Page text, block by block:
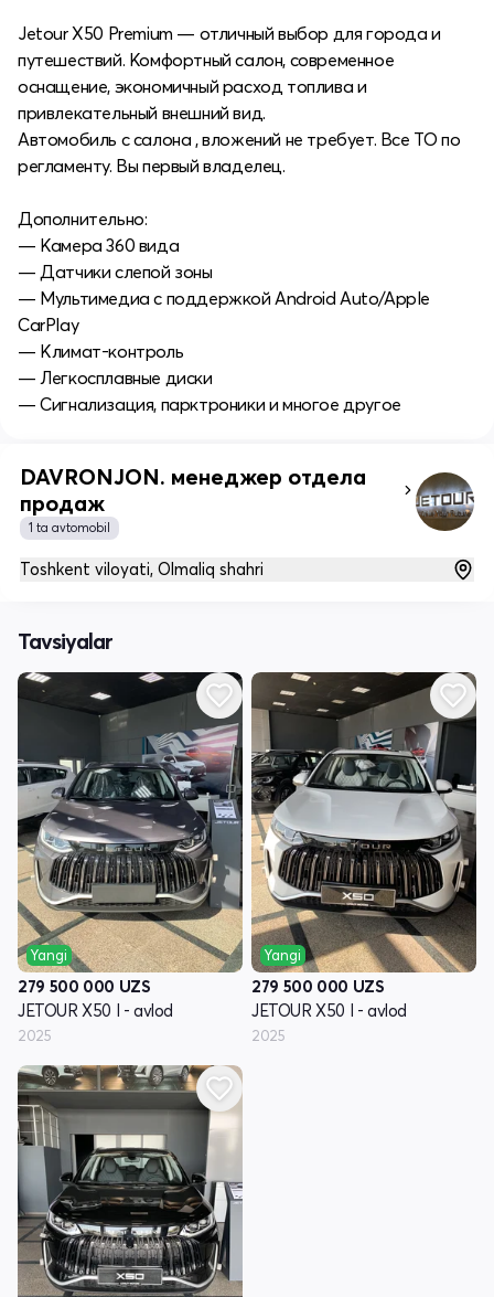
Jetour X50 Premium — отличный выбор для города и
путешествий. Комфортный салон, современное
оснащение, экономичный расход топлива и
привлекательный внешний вид.
Автомобиль с салона , вложений не требует. Все ТО по
регламенту. Вы первый владелец.
Дополнительно:
— Камера 360 вида
— Датчики слепой зоны
— Мультимедиа с поддержкой Android Auto/Apple
CarPlay
— Климат-контроль
— Легкосплавные диски
— Сигнализация, парктроники и многое другое
DAVRONJON. менеджер отдела
продаж
1 ta avtomobil
Toshkent viloyati, Olmaliq shahri
Tavsiyalar
Yangi
279 500 000 UZS
JETOUR X50 I - avlod
2025
Yangi
279 500 000 UZS
JETOUR X50 I - avlod
2025